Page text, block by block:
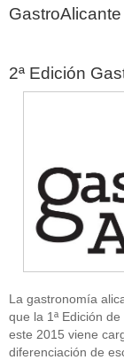
2ª Edición
La gastronomía
que la 1ª Edición
este 2015 viene
diferenciación de